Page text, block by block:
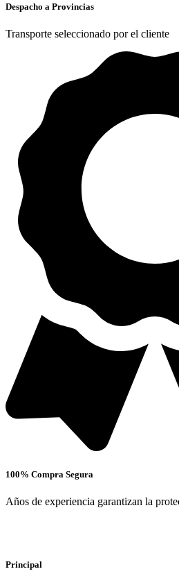
Despacho a Provincias
Transporte seleccionado por el cliente
100% Compra Segura
Años de experiencia garantizan la
Principal